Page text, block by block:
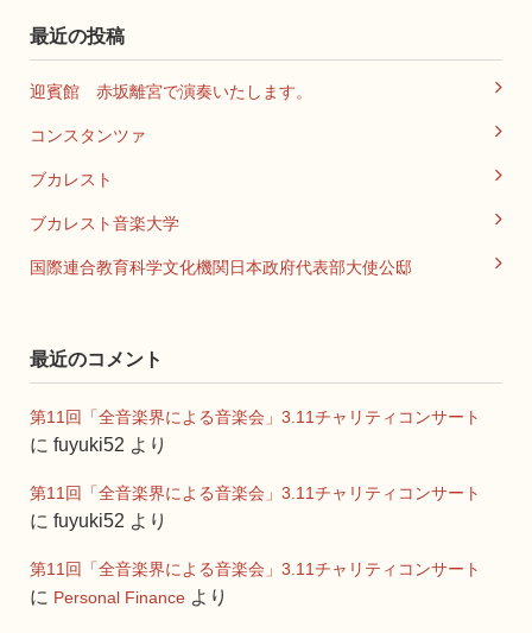
最近の投稿
迎賓館 赤坂離宮で演奏いたします。
コンスタンツァ
ブカレスト
ブカレスト音楽大学
国際連合教育科学文化機関日本政府代表部大使公邸
最近のコメント
第11回「全音楽界による音楽会」3.11チャリティコンサート
に fuyuki52 より
第11回「全音楽界による音楽会」3.11チャリティコンサート
に fuyuki52 より
第11回「全音楽界による音楽会」3.11チャリティコンサート
に Personal Finance より